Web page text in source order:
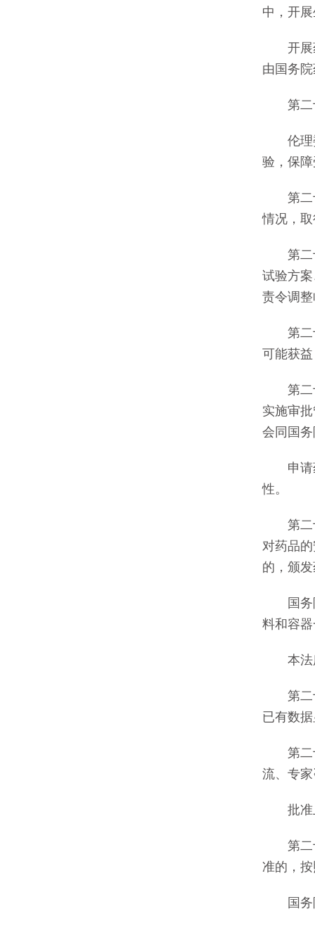
中，开
开展药
由国务
第二十
伦理委
验，保
第二十
情况，
第二十
试验方
责令调
第二十
可能获
第二十
实施审
会同国
申请药
性。
第二十
对药品
的，颁
国务院
料和容
本法所
第二十
已有数
第二十
流、专
批准上
第二十
准的，
国务院